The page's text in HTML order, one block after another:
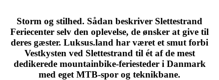
Storm og stilhed. Sådan beskriver Slettestrand
Feriecenter selv den oplevelse, de ønsker at give til
deres gæster. Luksus.land har været et smut forbi
Vestkysten ved Slettestrand til ét af de mest
dedikerede mountainbike-feriesteder i Danmark
med eget MTB-spor og teknikbane.